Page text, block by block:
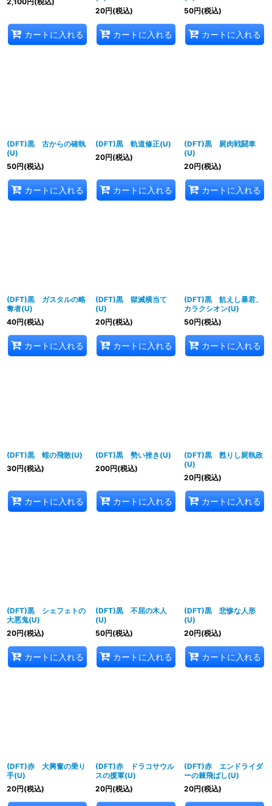
カートに入れる
20円(税込)
カートに入れる
50円(税込)
カートに入れる
(DFT)黒 古からの確執
(U)
50円(税込)
カートに入れる
(DFT)黒 軌道修正(U)
20円(税込)
カートに入れる
(DFT)黒 屍肉戦闘車
(U)
20円(税込)
カートに入れる
(DFT)黒 ガスタルの略
奪者(U)
40円(税込)
カートに入れる
(DFT)黒 獄滅横当て
(U)
20円(税込)
カートに入れる
(DFT)黒 飢えし暴君、
カラクシオン(U)
50円(税込)
カートに入れる
(DFT)黒 蝗の飛散(U)
30円(税込)
カートに入れる
(DFT)黒 勢い挫き(U)
200円(税込)
カートに入れる
(DFT)黒 甦りし屍執政
(U)
20円(税込)
カートに入れる
(DFT)黒 シェフェトの
大悪鬼(U)
20円(税込)
カートに入れる
(DFT)黒 不屈の木人
(U)
50円(税込)
カートに入れる
(DFT)黒 悲惨な人形
(U)
20円(税込)
カートに入れる
(DFT)赤 大興奮の乗り
手(U)
20円(税込)
(DFT)赤 ドラコサウル
スの援軍(U)
20円(税込)
(DFT)赤 エンドライダ
ーの棘飛ばし(U)
20円(税込)